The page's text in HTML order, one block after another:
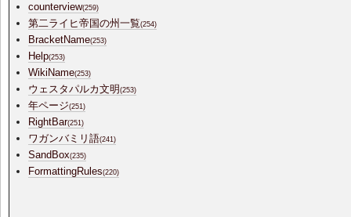
counterview(259)
第二ライヒ帝国の州一覧(254)
BracketName(253)
Help(253)
WikiName(253)
ウェスタパルカ文明(253)
年ページ(251)
RightBar(251)
ワガンバミリ語(241)
SandBox(235)
FormattingRules(220)